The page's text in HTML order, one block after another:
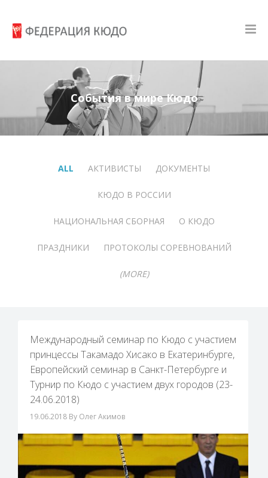
События в мире Кюдо
ALL АКТИВИСТЫ ДОКУМЕНТЫ
КЮДО В РОССИИ
НАЦИОНАЛЬНАЯ СБОРНАЯ О КЮДО
ПРАЗДНИКИ ПРОТОКОЛЫ СОРЕВНОВАНИЙ
(MORE)
Международный семинар по Кюдо с участием
принцессы Такамадо Хисако в Екатеринбурге,
Европейский семинар в Санкт-Петербурге и
Турнир по Кюдо с участием двух городов (23-
24.06.2018)
19.06.2018 By Олег Акимов